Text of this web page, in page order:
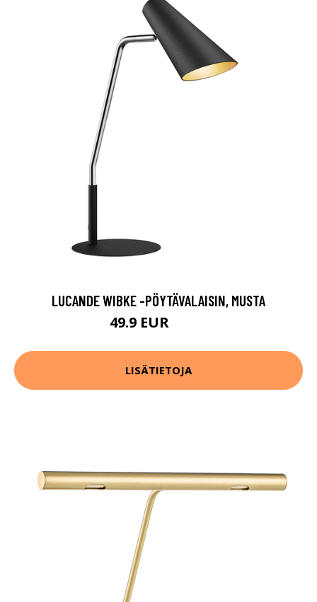
LUCANDE WIBKE -PÖYTÄVALAISIN, MUSTA
49.9 EUR
LISÄTIETOJA